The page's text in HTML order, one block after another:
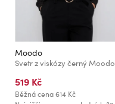
Moodo
Svetr z viskózy černý Moodo
519 Kč
Běžná cena614 Kč